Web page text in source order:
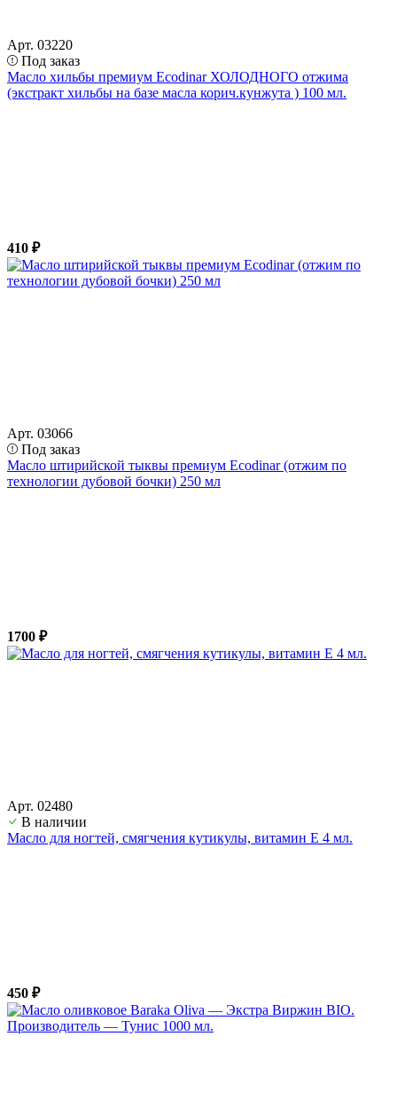
Арт. 03220
Под заказ
Масло хильбы премиум Ecodinar ХОЛОДНОГО отжима
(экстракт хильбы на базе масла корич.кунжута ) 100 мл.
410 ₽
Арт. 03066
Под заказ
Масло штирийской тыквы премиум Ecodinar (отжим по
технологии дубовой бочки) 250 мл
1700 ₽
Арт. 02480
В наличии
Масло для ногтей, смягчения кутикулы, витамин Е 4 мл.
450 ₽